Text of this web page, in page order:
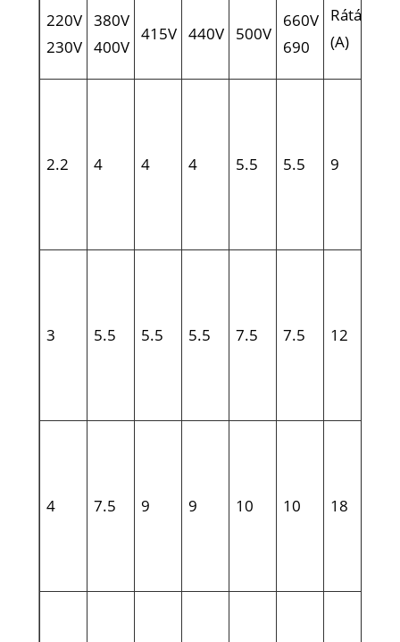
Rátáilte
(A)
220V
230V
380V
400V
415V 440V 500V
660V
690
2.2 4 4 4 5.5 5.5 9
3 5.5 5.5 5.5 7.5 7.5 12
4 7.5 9 9 10 10 18